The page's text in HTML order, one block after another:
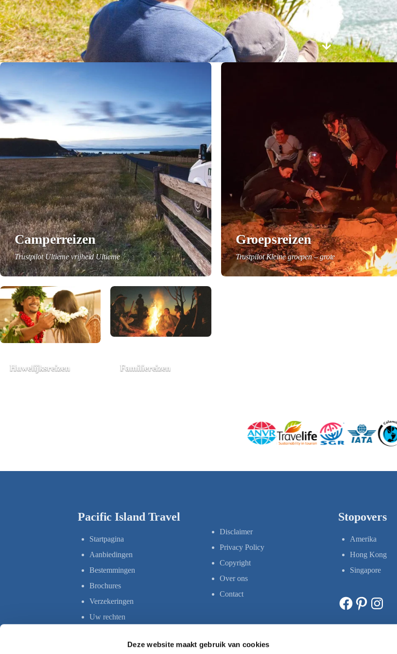
Deze website maakt gebruik van cookies
Camperreizen
Trustpilot Ultieme vrijheid Ultieme
Groepsreizen
Trustpilot Kleine groepen – grote
Huwelijksreizen Familiereizen
Pacific Island Travel
Startpagina
Aanbiedingen
Bestemmingen
Brochures
Verzekeringen
Uw rechten
Disclaimer
Privacy Policy
Copyright
Over ons
Contact
Stopovers
Amerika
Hong Kong
Singapore
Facebook Pinterest Instagram